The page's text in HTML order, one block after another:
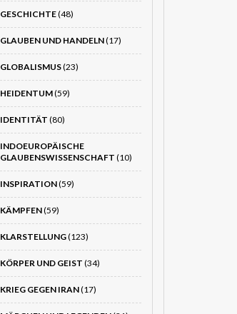
GESCHICHTE(48)
GLAUBEN UND HANDELN(17)
GLOBALISMUS(23)
HEIDENTUM(59)
IDENTITÄT (80)
INDOEUROPÄISCHE
GLAUBENSWISSENSCHAFT (10)
INSPIRATION(59)
KÄMPFEN(59)
KLARSTELLUNG(123)
KÖRPER UND GEIST (34)
KRIEG GEGEN IRAN(17)